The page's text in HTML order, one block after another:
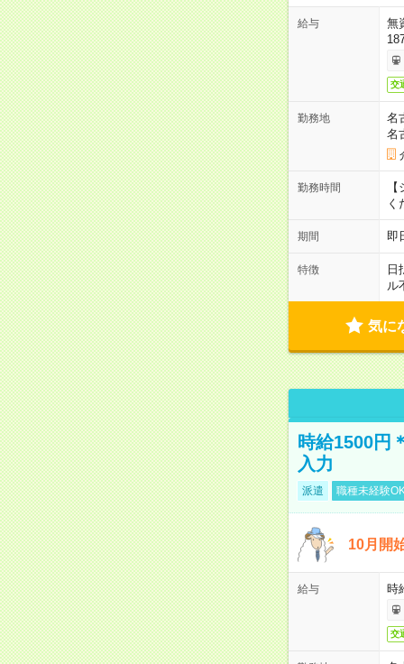
給与
無
交
勤務地
名
名
勤務時間
く
期間 即
特徴
日
ル
気に
時給1500円
入力
派遣 職種未経験
10月開
給与 時
交